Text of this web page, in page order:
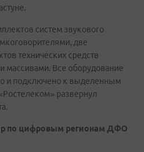
систем звукового
две
технических средств
массивами. Все оборудование
и подключено к выделенным
развернул
по цифровым регионам ДФО